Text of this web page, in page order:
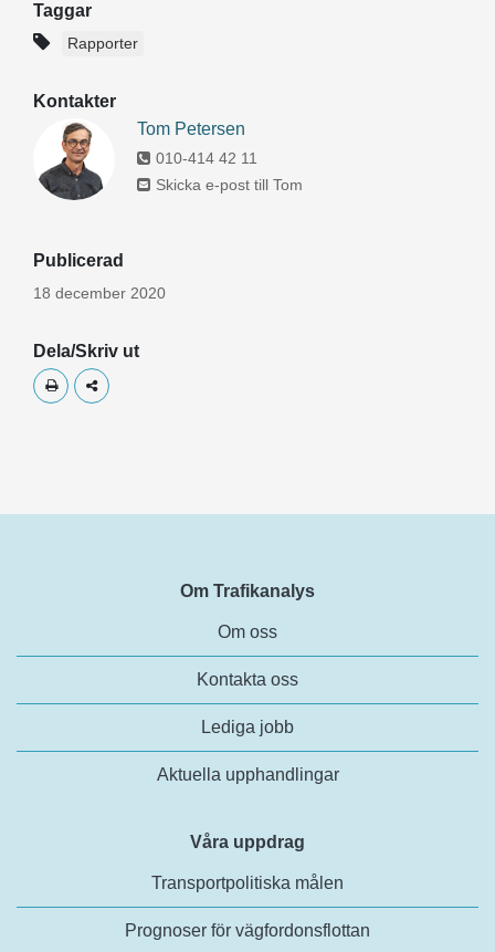
Taggar
Rapporter
Kontakter
Tom Petersen
010-414 42 11
Skicka e-post till Tom
Publicerad
18 december 2020
Dela/Skriv ut
Skriv utDela
Om Trafikanalys
Om oss
Kontakta oss
Lediga jobb
Aktuella upphandlingar
Våra uppdrag
Transportpolitiska målen
Prognoser för vägfordonsflottan